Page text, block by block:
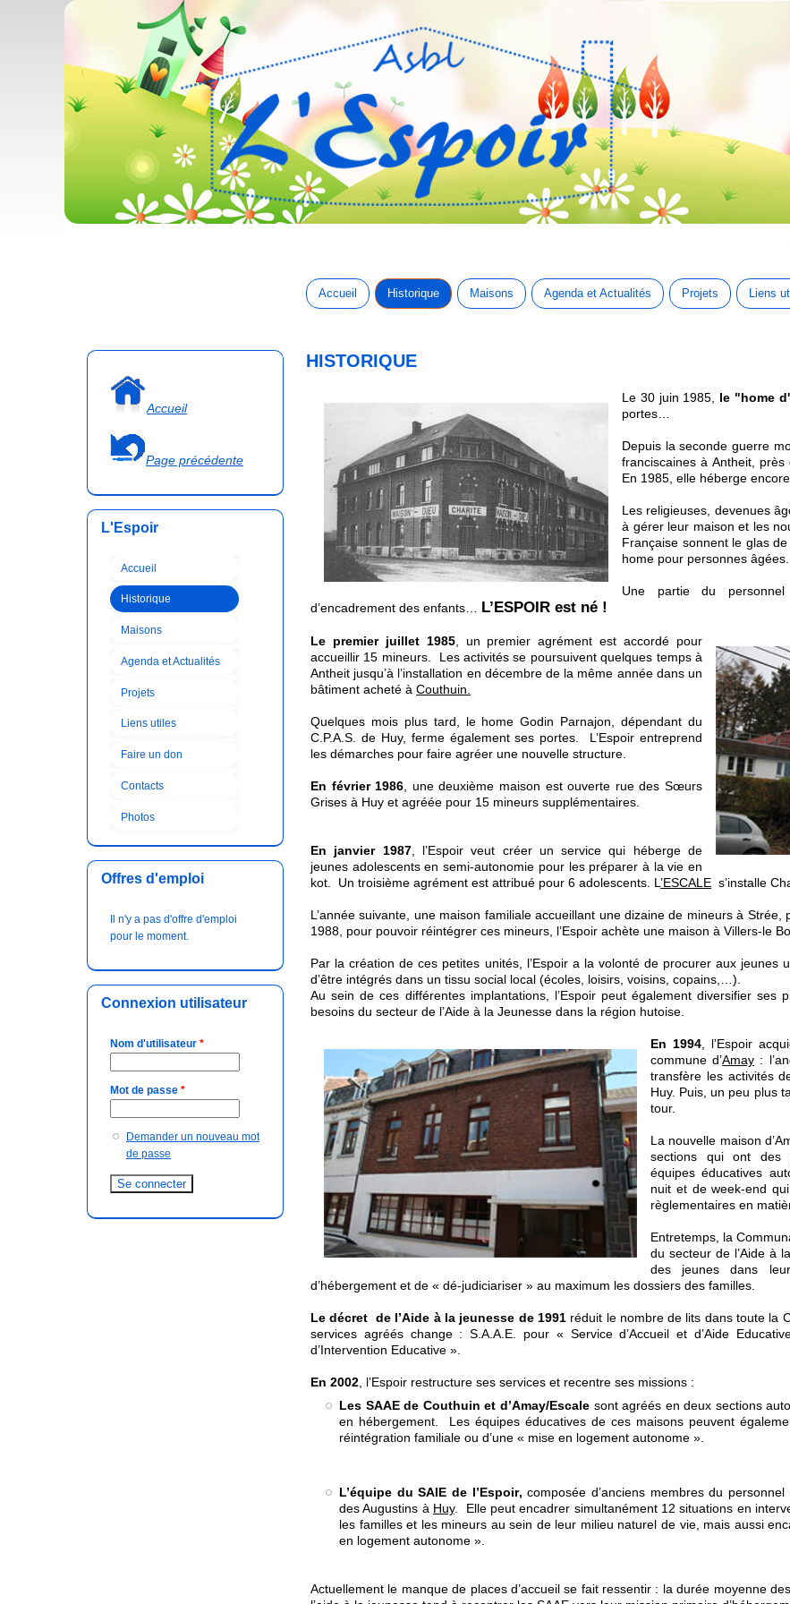
Accueil Historique Maisons Agenda et Actualités Projets Liens
Accueil
Page précédente
L'Espoir
Accueil
Historique
Maisons
Agenda et Actualités
Projets
Liens utiles
Faire un don
Contacts
Photos
Offres d'emploi
Il n'y a pas d'offre d'emploi
pour le moment.
Connexion utilisateur
Nom d'utilisateur *
Mot de passe *
Demander un nouveau mot
de passe
HISTORIQUE
Le 30 juin 1985, le "home
portes…
Depuis la seconde guerre
franciscaines à Antheit,
En 1985, elle héberge
Les religieuses, devenues
à gérer leur maison et les
Française sonnent le glas
home pour personnes âgées.
Une partie du
d’encadrement des enfants… L’ESPOIR est né !
Le premier juillet 1985, un premier agrément est accordé pour
accueillir 15 mineurs. Les activités se poursuivent quelques temps à
Antheit jusqu’à l’installation en décembre de la même année dans un
bâtiment acheté à Couthuin.
Quelques mois plus tard, le home Godin Parnajon, dépendant du
C.P.A.S. de Huy, ferme également ses portes. L’Espoir entreprend
les démarches pour faire agréer une nouvelle structure.
En février 1986 , une deuxième maison est ouverte rue des Sœurs
Grises à Huy et agréée pour 15 mineurs supplémentaires.
En janvier 1987, l’Espoir veut créer un service qui héberge de
jeunes adolescents en semi-autonomie pour les préparer à la vie en
kot. Un troisième agrément est attribué pour 6 adolescents. L ’ESCALE s’installe
L’année suivante, une maison familiale accueillant une dizaine de mineurs à
1988, pour pouvoir réintégrer ces mineurs, l’Espoir achète une maison à Villers-le
Par la création de ces petites unités, l’Espoir a la volonté de procurer aux
d’être intégrés dans un tissu social local (écoles, loisirs, voisins, copains,…).
Au sein de ces différentes implantations, l’Espoir peut également diversifier ses
besoins du secteur de l’Aide à la Jeunesse dans la région hutoise.
En 1994 , l’Espoir
commune d’Amay :
transfère les activités
Huy. Puis, un peu plus
tour.
La nouvelle maison
sections qui ont des
équipes éducatives
nuit et de week-end
règlementaires en
Entretemps, la
du secteur de l’Aide à
des jeunes dans
d’hébergement et de « dé-judiciariser » au maximum les dossiers des familles.
Le décret de l’Aide à la jeunesse de 1991réduit le nombre de lits dans toute la
services agréés change : S.A.A.E. pour « Service d’Accueil et d’Aide
d’Intervention Educative ».
En 2002 , l’Espoir restructure ses services et recentre ses missions :
Les SAAE de Couthuin et d’Amay/Escale sont agréés en deux sections
en hébergement. Les équipes éducatives de ces maisons peuvent
réintégration familiale ou d’une « mise en logement autonome ».
L’équipe du SAIE de l’Espoir, composée d’anciens membres du
des Augustins à Huy. Elle peut encadrer simultanément 12 situations en
les familles et les mineurs au sein de leur milieu naturel de vie, mais aussi
en logement autonome ».
Actuellement le manque de places d’accueil se fait ressentir : la durée moyenne